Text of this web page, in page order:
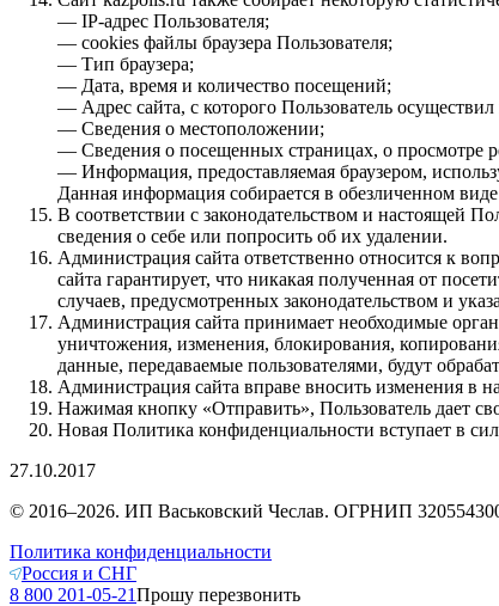
— IP-адрес Пользователя;
— cookies файлы браузера Пользователя;
— Тип браузера;
— Дата, время и количество посещений;
— Адрес сайта, с которого Пользователь осуществил
— Сведения о местоположении;
— Сведения о посещенных страницах, о просмотре
— Информация, предоставляемая браузером,
Данная информация собирается в обезличенном
В соответствии с законодательством и настоящей
сведения о себе или попросить об их удалении.
Администрация сайта ответственно относится к
сайта гарантирует, что никакая полученная от
случаев, предусмотренных законодательством и
Администрация сайта принимает необходимые
уничтожения, изменения, блокирования,
данные, передаваемые пользователями, будут
Администрация сайта вправе вносить изменения в
Нажимая кнопку «Отправить», Пользователь дает
Новая Политика конфиденциальности вступает в
27.10.2017
© 2016–2026. ИП Васьковский Чеслав. ОГРНИП
Политика конфиденциальности
Россия и СНГ
8 800 201-05-21Прошу перезвонить